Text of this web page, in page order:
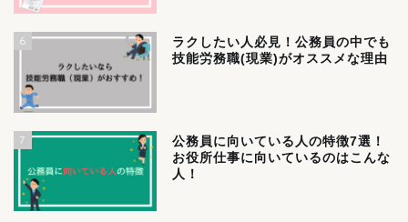
6
ラクしたい人必見！公務員の中でも
技能労務職(現業)がオススメな理由
7
公務員に向いている人の特徴7選！
お役所仕事に向いているのはこんな
人！